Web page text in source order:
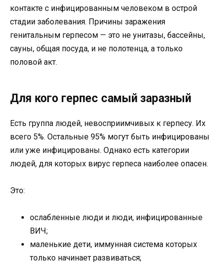
контакте с инфицированным человеком в острой
стадии заболевания. Причины заражения
генитальным герпесом — это не унитазы, бассейны,
сауны, общая посуда, и не полотенца, а только
половой акт.
Для кого герпес самый заразный
Есть группа людей, невосприимчивых к герпесу. Их
всего 5%. Остальные 95% могут быть инфицированы
или уже инфицированы. Однако есть категории
людей, для которых вирус герпеса наиболее опасен.
Это:
ослабленные люди и люди, инфицированные
ВИЧ;
маленькие дети, иммунная система которых
только начинает развиваться;